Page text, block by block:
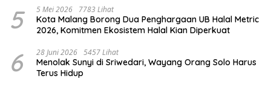
5 5 Mei 2026 7783 Lihat
Kota Malang Borong Dua Penghargaan UB Halal Metric
2026, Komitmen Ekosistem Halal Kian Diperkuat
6 28 Juni 2026 5457 Lihat
Menolak Sunyi di Sriwedari, Wayang Orang Solo Harus
Terus Hidup